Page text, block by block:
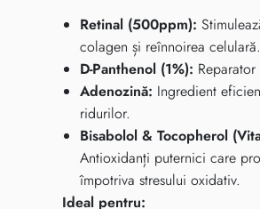
Retinal (500ppm):
colagen și reînnoirea celulară.
D-Panthenol (1%):
Adenozină: Ingredient
ridurilor.
Bisabolol & Tocopherol
Antioxidanți puternici care
împotriva stresului oxidativ.
Ideal pentru: